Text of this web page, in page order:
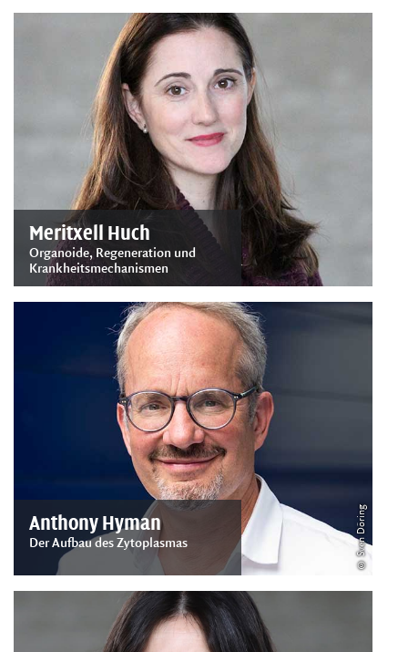
Meritxell Huch
Organoide, Regeneration und
Krankheitsmechanismen
© Sven Döring
Anthony Hyman
Der Aufbau des Zytoplasmas